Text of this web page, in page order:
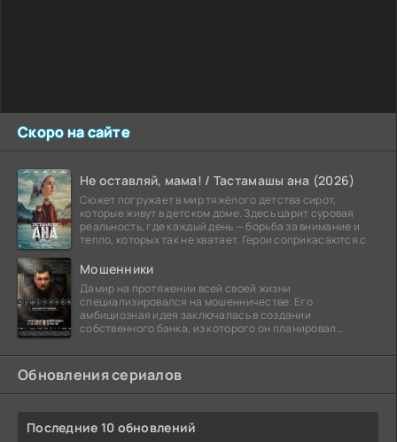
Скоро на сайте
Не оставляй, мама! / Тастамашы ана (2026)
Сюжет погружает в мир тяжёлого детства сирот,
которые живут в детском доме. Здесь царит суровая
реальность, где каждый день — борьба за внимание и
тепло, которых так не хватает. Герои соприкасаются с
Мошенники
Дамир на протяжении всей своей жизни
специализировался на мошенничестве. Его
амбициозная идея заключалась в создании
собственного банка, из которого он планировал
Обновления сериалов
Последние 10 обновлений